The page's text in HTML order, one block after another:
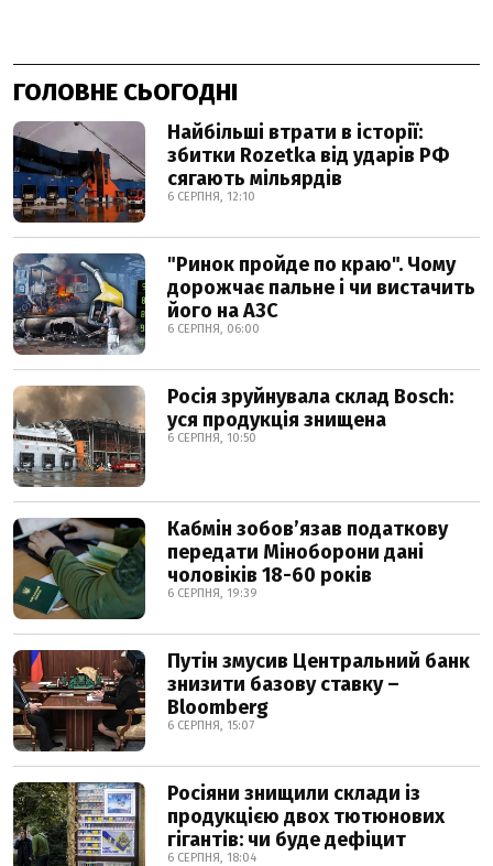
ГОЛОВНЕ СЬОГОДНІ
Найбільші втрати в історії:
збитки Rozetka від ударів РФ
сягають мільярдів
6 СЕРПНЯ, 12:10
"Ринок пройде по краю". Чому
дорожчає пальне і чи вистачить
його на АЗС
6 СЕРПНЯ, 06:00
Росія зруйнувала склад Bosch:
уся продукція знищена
6 СЕРПНЯ, 10:50
Кабмін зобовʼязав податкову
передати Міноборони дані
чоловіків 18-60 років
6 СЕРПНЯ, 19:39
Путін змусив Центральний банк
знизити базову ставку –
Bloomberg
6 СЕРПНЯ, 15:07
Росіяни знищили склади із
продукцією двох тютюнових
гігантів: чи буде дефіцит
6 СЕРПНЯ, 18:04